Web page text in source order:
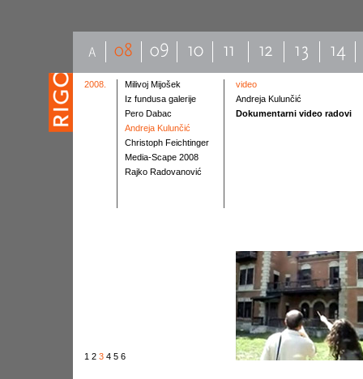
2008.
Milivoj Mijošek
Iz fundusa galerije
Pero Dabac
Andreja Kulunčić
Christoph Feichtinger
Media-Scape 2008
Rajko Radovanović
1 2 3 4 5 6
video
Andreja Kulunčić
Dokumentarni video radovi